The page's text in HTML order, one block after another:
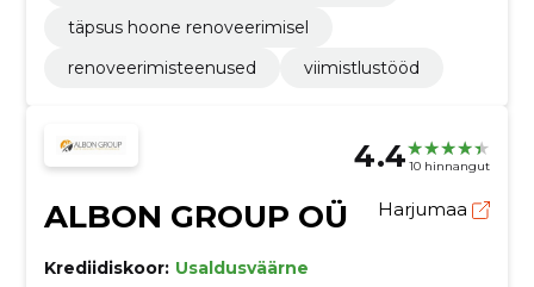
täpsus hoone renoveerimisel
renoveerimisteenused
viimistlustööd
4.4 10 hinnangut
ALBON GROUP OÜ Harjumaa
Krediidiskoor: Usaldusväärne